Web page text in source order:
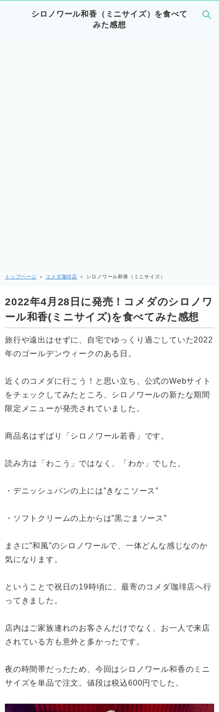
シロノワール和香（ミニサイズ）を食べて
みた感想
トップページ ＞ コメダ珈琲店 ＞ シロノワール和香（ミニサイズ）
2022年4月28日に発売！コメダのシロノワ
ール和香(ミニサイズ)を食べてみた感想
旅行や遠出はせずに、自宅でゆっくり過ごしていた2022
年のゴールデンウィークのある日。
近くのコメダに行こう！と思い立ち、公式のWebサイト
をチェックしてみたところ、シロノワールの新たな期間
限定メニューが発売されていました。
商品名はずばり「シロノワール若香」です。
読み方は「わこう」ではなく、「わか」でした。
・デニッシュパンの上には”きなこソース”
・ソフトクリームの上からは”黒ごまソース”
まさに”和風”のシロノワールで、一体どんな感じなのか
気になります。
ということで祝日の19時頃に、最寄のコメダ珈琲店へ行
ってきました。
店内はご家族連れのお客さんだけでなく、お一人で来店
されている方も意外と多かったです。
夜の時間帯だったため、今回はシロノワール和香のミニ
サイズを単品で注文。値段は税込600円でした。